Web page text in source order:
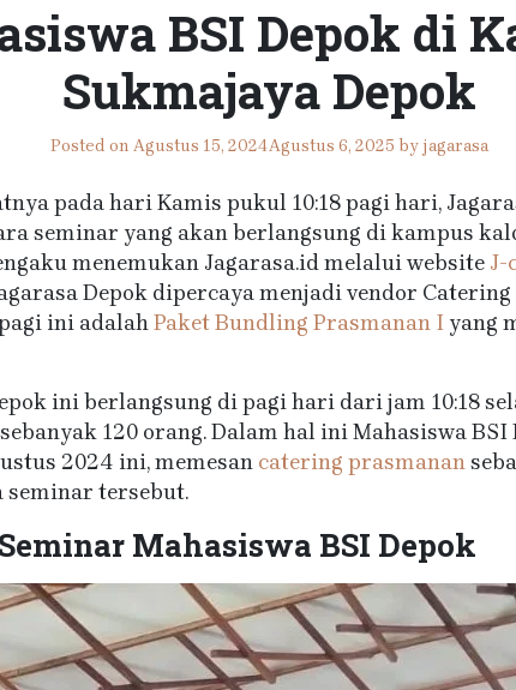
BSI Depok di
Sukmajaya Depok
Posted on Agustus 15, 2024Agustus 6, 2025 by jagarasa
pada hari Kamis pukul 10:18 pagi hari,
seminar yang akan berlangsung di kampus
menemukan Jagarasa.id melalui website J-
Depok dipercaya menjadi vendor
ini adalahPaket Bundling Prasmanan I yang
ini berlangsung di pagi hari dari jam 10:18
120 orang. Dalam hal ini Mahasiswa
2024 ini, memesan catering prasmanan
tersebut.
Mahasiswa BSI Depok